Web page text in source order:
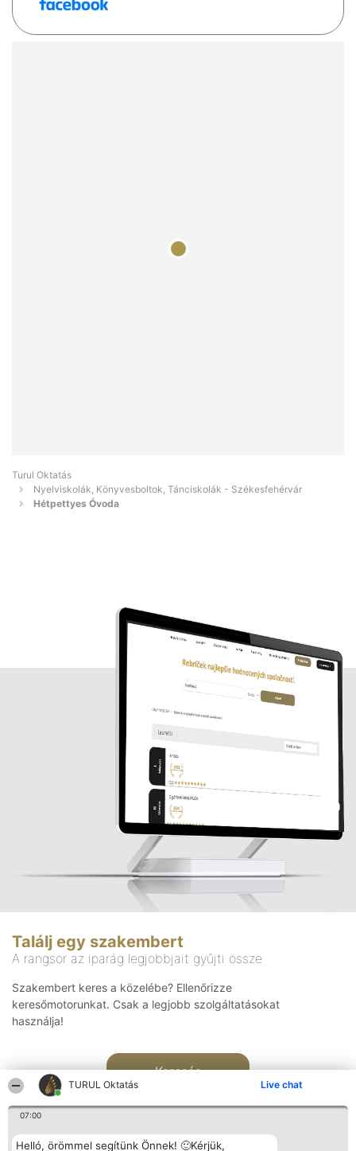
TURUL Oktatás Live chat
07:00
Helló, örömmel segítünk Önnek! 🙂Kérjük,
Turul Oktatás
Nyelviskolák, Könyvesboltok, Tánciskolák - Székesfehérvár
Hétpettyes Óvoda
Találj egy szakembert
A rangsor az iparág legjobbjait gyűjti össze
Szakembert keres a közelébe? Ellenőrizze
keresőmotorunkat. Csak a legjobb szolgáltatásokat
használja!
Keresés